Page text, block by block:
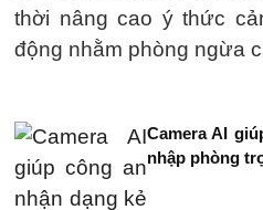
thời nâng cao ý thức
động nhằm phòng ngừa
Camera AI
nhập phòng